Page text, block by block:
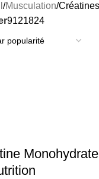
Musculation Créatines
9121824